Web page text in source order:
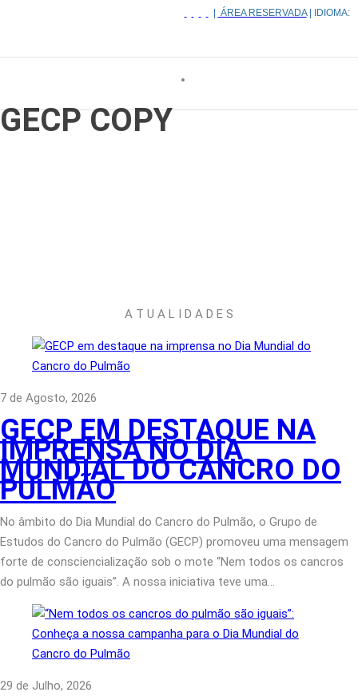
ÁREA RESERVADA| IDIOMA:
GECP COPY
A T U A L I D A D E S
7 de Agosto, 2026
GECP EM DESTAQUE NA
IMPRENSA NO DIA
MUNDIAL DO CANCRO DO
PULMÃO
No âmbito do Dia Mundial do Cancro do Pulmão, o Grupo de
Estudos do Cancro do Pulmão (GECP) promoveu uma mensagem
forte de consciencialização sob o mote “Nem todos os cancros
do pulmão são iguais”. A nossa iniciativa teve uma…
29 de Julho, 2026